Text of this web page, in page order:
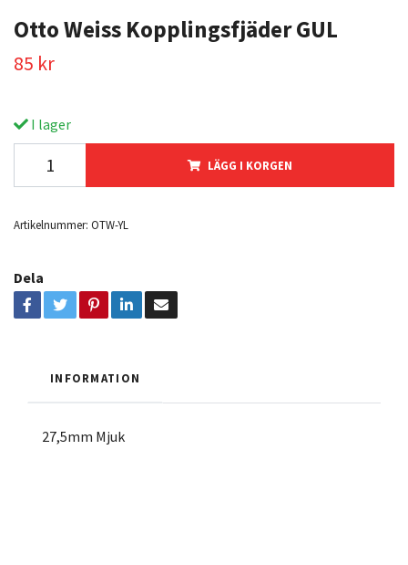
Otto Weiss Kopplingsfjäder GUL
85 kr
I lager
LÄGG I KORGEN
Artikelnummer: OTW-YL
Dela
INFORMATION
27,5mm Mjuk